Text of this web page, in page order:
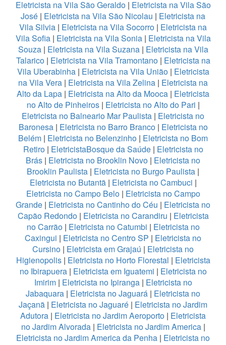
Eletricista na Vila São Geraldo| Eletricista na Vila São
José | Eletricista na Vila São Nicolau | Eletricista na
Vila Silvia | Eletricista na Vila Socorro | Eletricista na
Vila Sofia| Eletricista na Vila Sonia| Eletricista na Vila
Souza| Eletricista na Vila Suzana| Eletricista na Vila
Talarico| Eletricista na Vila Tramontano| Eletricista na
Vila Uberabinha| Eletricista na Vila União| Eletricista
na Vila Vera | Eletricista na Vila Zelina | Eletricista na
Alto da Lapa | Eletricista na Alto da Mooca | Eletricista
no Alto de Pinheiros| Eletricista no Alto do Pari |
Eletricista no Balneario Mar Paulista | Eletricista no
Baronesa| Eletricista no Barro Branco| Eletricista no
Belém | Eletricista no Belenzinho | Eletricista no Bom
Retiro| EletricistaBosque da Saúde| Eletricista no
Brás | Eletricista no Brooklin Novo | Eletricista no
Brooklin Paulista | Eletricista no Burgo Paulista |
Eletricista no Butantã| Eletricista no Cambuci |
Eletricista no Campo Belo| Eletricista no Campo
Grande | Eletricista no Cantinho do Céu | Eletricista no
Capão Redondo| Eletricista no Carandiru | Eletricista
no Carrão| Eletricista no Catumbi | Eletricista no
Caxingui | Eletricista no Centro SP | Eletricista no
Cursino | Eletricista em Grajaú | Eletricista no
Higienopolis| Eletricista no Horto Florestal | Eletricista
no Ibirapuera| Eletricista em Iguatemi | Eletricista no
Imirim| Eletricista no Ipiranga| Eletricista no
Jabaquara | Eletricista no Jaguará | Eletricista no
Jaçanã | Eletricista no Jaguaré | Eletricista no Jardim
Adutora | Eletricista no Jardim Aeroporto | Eletricista
no Jardim Alvorada| Eletricista no Jardim America|
Eletricista no Jardim America da Penha | Eletricista no